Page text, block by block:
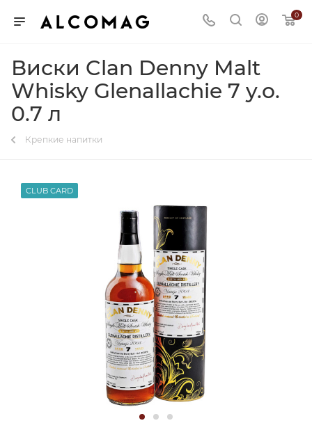
0
Виски Clan Denny Malt
Whisky Glenallachie 7 y.o.
0.7 л
Крепкие напитки
CLUB CARD